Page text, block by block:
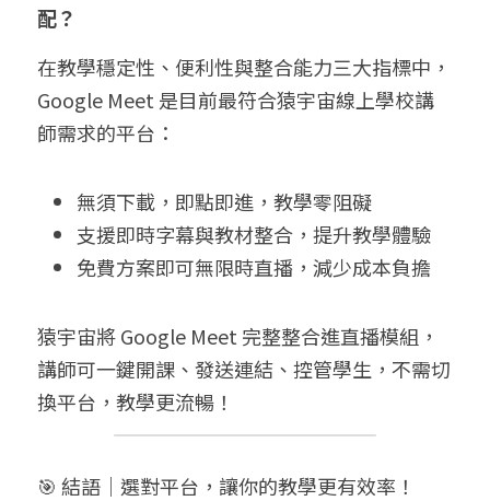
配？
在教學穩定性、便利性與整合能力三大指標中，
Google Meet 是目前最符合猿宇宙線上學校講
師需求的平台：
無須下載，即點即進，教學零阻礙
支援即時字幕與教材整合，提升教學體驗
免費方案即可無限時直播，減少成本負擔
猿宇宙將 Google Meet 完整整合進直播模組，
講師可一鍵開課、發送連結、控管學生，不需切
換平台，教學更流暢！
🎯 結語｜選對平台，讓你的教學更有效率！